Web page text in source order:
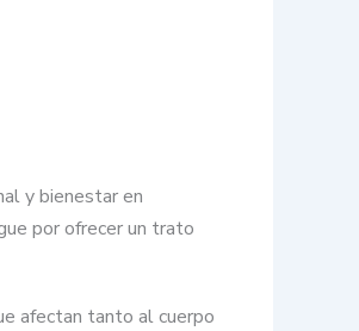
y bienestar en
por ofrecer un trato
afectan tanto al cuerpo